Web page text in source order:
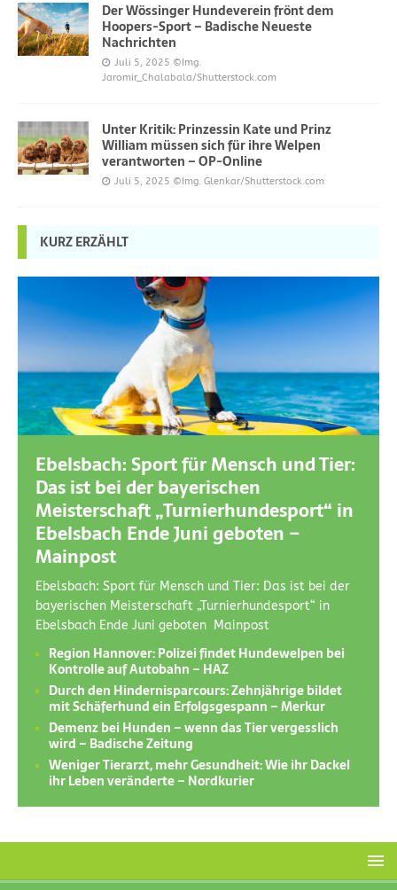
Der Wössinger Hundeverein frönt dem
Hoopers-Sport – Badische Neueste
Nachrichten
Juli 5, 2025 ©Img.
Jaromir_Chalabala/Shutterstock.com
Unter Kritik: Prinzessin Kate und Prinz
William müssen sich für ihre Welpen
verantworten – OP-Online
Juli 5, 2025 ©Img. Glenkar/Shutterstock.com
KURZ ERZÄHLT
Ebelsbach: Sport für Mensch und Tier:
Das ist bei der bayerischen
Meisterschaft „Turnierhundesport“ in
Ebelsbach Ende Juni geboten –
Mainpost
Ebelsbach: Sport für Mensch und Tier: Das ist bei der
bayerischen Meisterschaft „Turnierhundesport“ in
Ebelsbach Ende Juni geboten Mainpost
Region Hannover: Polizei findet Hundewelpen bei
Kontrolle auf Autobahn – HAZ
Durch den Hindernisparcours: Zehnjährige bildet
mit Schäferhund ein Erfolgsgespann – Merkur
Demenz bei Hunden – wenn das Tier vergesslich
wird – Badische Zeitung
Weniger Tierarzt, mehr Gesundheit: Wie ihr Dackel
ihr Leben veränderte – Nordkurier